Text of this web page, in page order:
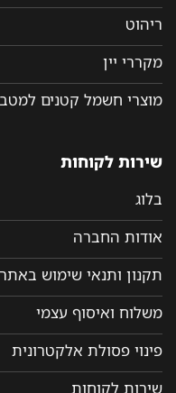
ריהוט
מקררי יין
מוצרי חשמל קטנים למטבח
שירות לקוחות
בלוג
אודות החברה
תקנון ותנאי שימוש באתר
משלוח ואיסוף עצמי
פינוי פסולת אלקטרונית
שירות לקוחות